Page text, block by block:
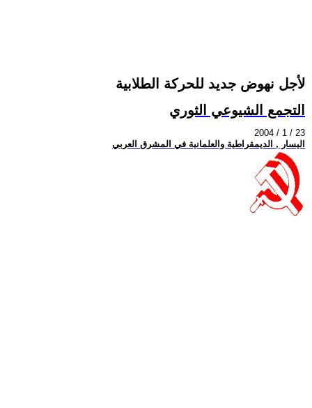
لأجل نهوض جديد للحركة الطلابية
التجمع الشيوعي الثوري
2004 / 1 / 23
اليسار , الديمقراطية والعلمانية في المشرق العربي